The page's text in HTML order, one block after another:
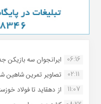
06:16 ایرانجوان سه بازیکن
02:11
تصاویر تمرین شاهین
11:07
از دهقاید تا فولاد